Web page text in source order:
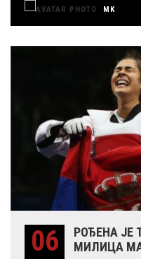
MK
06
РОЂЕНА ЈЕ
МИЛИЦА